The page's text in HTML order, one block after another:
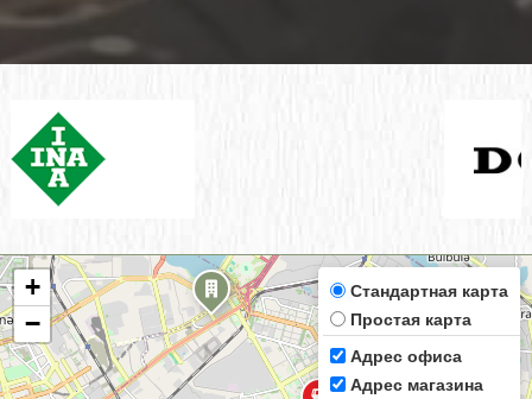
+
−
Стандартная карта
Простая карта
Адрес офиса
Адрес магазина